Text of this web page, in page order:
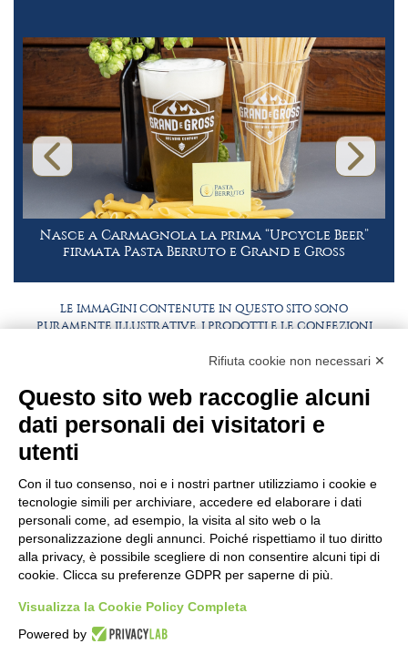
Nasce a Carmagnola la prima “Upcycle Beer”
firmata Pasta Berruto e Grand e Gross
LE IMMAGINI CONTENUTE IN QUESTO SITO SONO
PURAMENTE ILLUSTRATIVE, I PRODOTTI E LE CONFEZIONI
BEST PARTNER AREA
COMPLIANCE
TERMINI E CONDIZIONI
SEDE E STABILIMENTO
VIA SOMMARIVA N.139/141
Rifiuta cookie non necessari ✕
Questo sito web raccoglie alcuni
dati personali dei visitatori e
utenti
Con il tuo consenso, noi e i nostri partner utilizziamo i cookie e
tecnologie simili per archiviare, accedere ed elaborare i dati
personali come, ad esempio, la visita al sito web o la
personalizzazione degli annunci. Poiché rispettiamo il tuo diritto
alla privacy, è possibile scegliere di non consentire alcuni tipi di
cookie. Clicca su preferenze GDPR per saperne di più.
Visualizza la Cookie Policy Completa
Powered by